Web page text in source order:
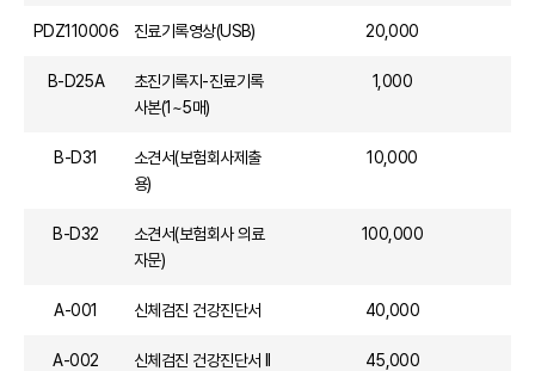
PDZ110006 진료기록영상(USB) 20,000
B-D25A
초진기록지-진료기록
사본(1~5매)
1,000
B-D31
소견서(보험회사제출
용)
10,000
B-D32
소견서(보험회사 의료
자문)
100,000
A-001 신체검진 건강진단서 40,000
A-002 신체검진 건강진단서 II 45,000